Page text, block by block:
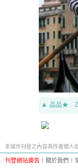
▲ 品品★
本城市刊登之內容為作者個人
刊登網站廣告 關於我們